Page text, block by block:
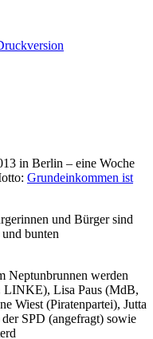
in Berlin – eine Woche
Grundeinkommen ist
und Bürger sind
bunten
Neptunbrunnen werden
Lisa Paus (MdB,
Wiest (Piratenpartei), Jutta
SPD (angefragt) sowie